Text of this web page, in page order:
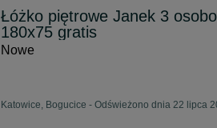
Łóżko piętrowe Janek 3
180x75 gratis
Nowe
Katowice, Bogucice - Odświeżono dnia 22 lipca